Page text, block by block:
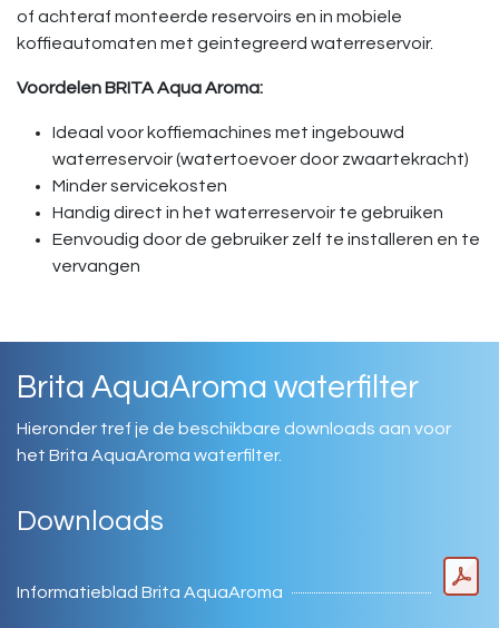
of achteraf monteerde reservoirs en in mobiele
koffieautomaten met geintegreerd waterreservoir.
Voordelen BRITA Aqua Aroma:
Ideaal voor koffiemachines met ingebouwd
waterreservoir (watertoevoer door zwaartekracht)
Minder servicekosten
Handig direct in het waterreservoir te gebruiken
Eenvoudig door de gebruiker zelf te installeren en te
vervangen
Brita AquaAroma waterfilter
Hieronder tref je de beschikbare downloads aan voor
het Brita AquaAroma waterfilter.
Downloads
Informatieblad Brita AquaAroma